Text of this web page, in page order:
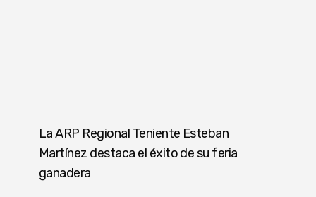
La ARP Regional Teniente Esteban
Martínez destaca el éxito de su feria
ganadera